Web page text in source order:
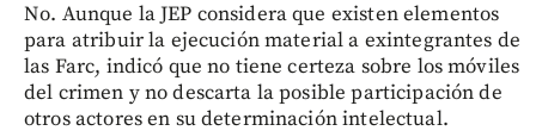
No. Aunque la JEP considera que existen elementos
para atribuir la ejecución material a exintegrantes de
las Farc, indicó que no tiene certeza sobre los móviles
del crimen y no descarta la posible participación de
otros actores en su determinación intelectual.